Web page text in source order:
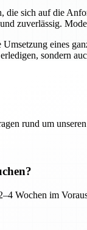
die sich auf die
zuverlässig.
eines
sondern
rund um
Wochen im